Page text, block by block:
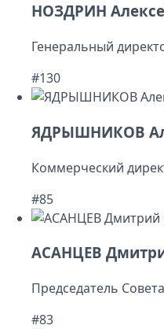
НОЗДРИН
Генеральный
#130
ЯДРЫШНИКОВ
Коммерческий
#85
АСАНЦЕВ
Председатель
#83